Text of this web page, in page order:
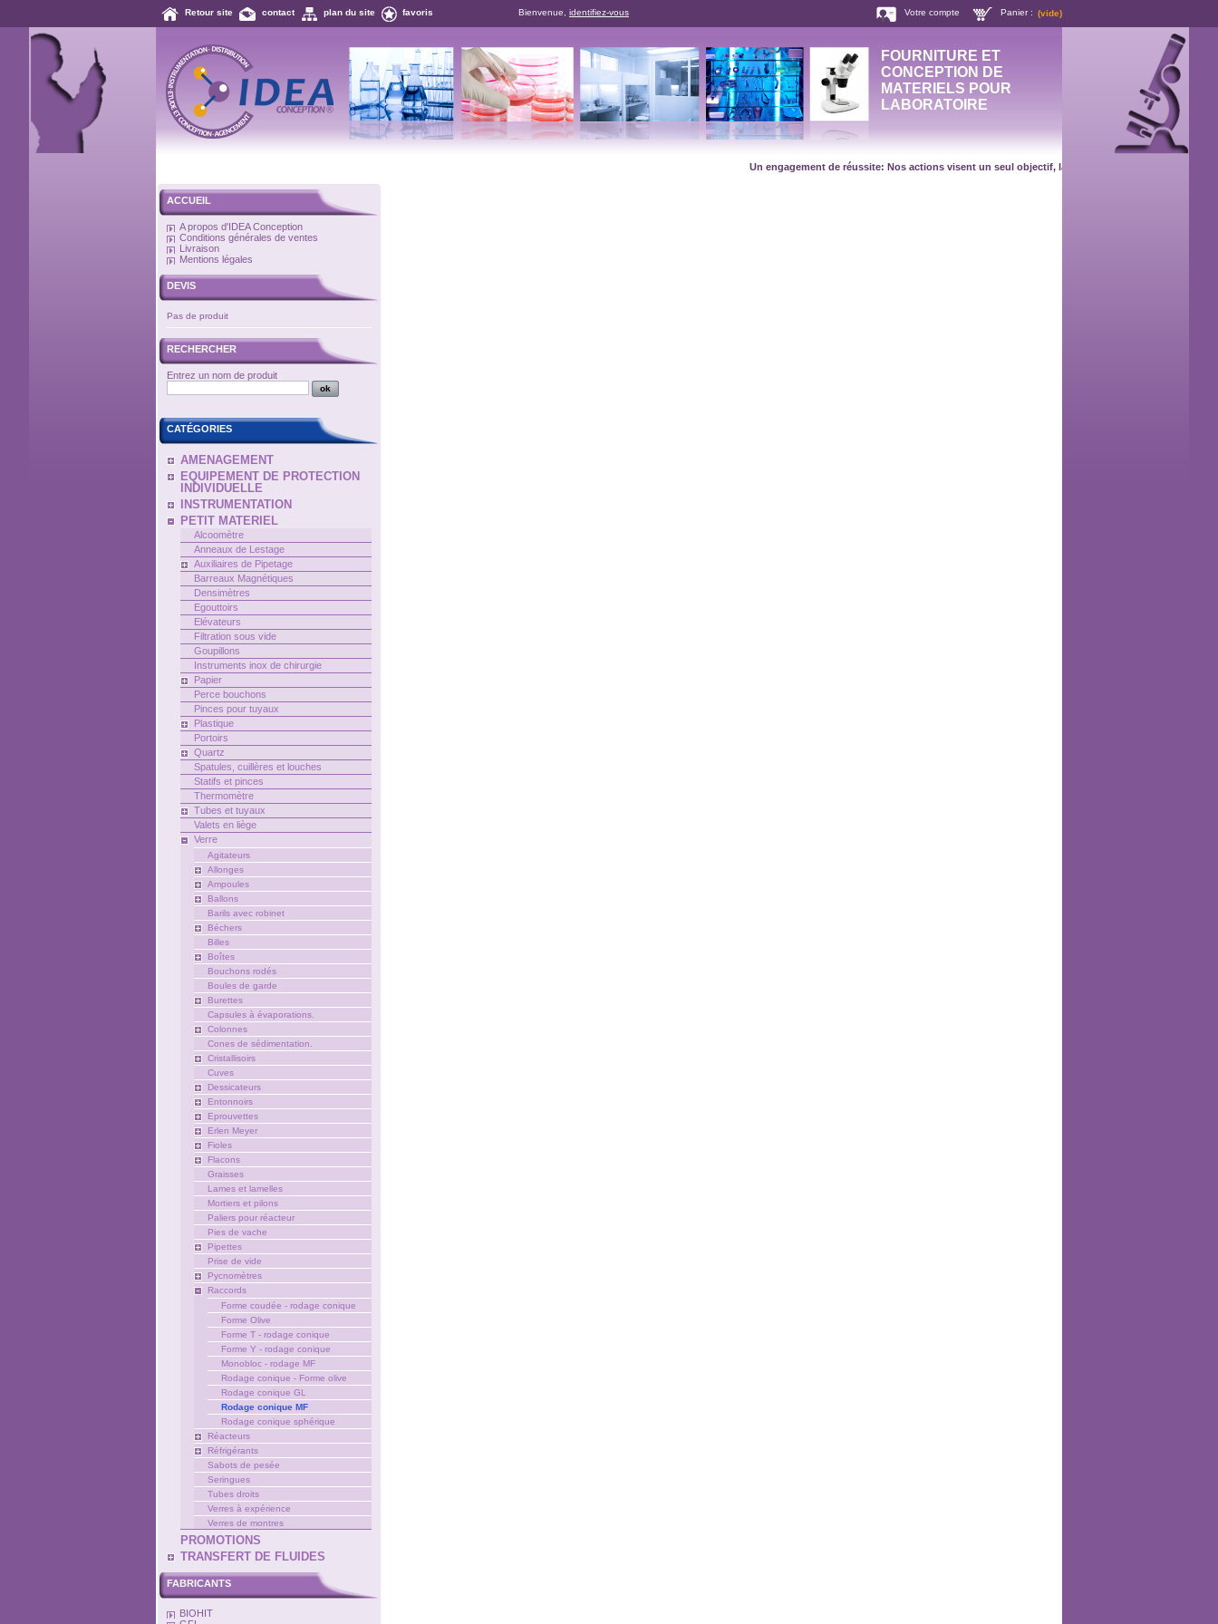
Retour site contact plan du site favoris Bienvenue, identifiez-vous Panier : (vide)
Votre compte
FOURNITURE ET
CONCEPTION DE
MATERIELS POUR
LABORATOIRE
Un engagement de réussite: Nos actions visent un seul objectif, la satisfaction de nos clients !
ACCUEIL
A propos d'IDEA Conception
Conditions générales de ventes
Livraison
Mentions légales
DEVIS
Pas de produit
RECHERCHER
Entrez un nom de produit
CATÉGORIES
AMENAGEMENT
EQUIPEMENT DE PROTECTION
INDIVIDUELLE
INSTRUMENTATION
PETIT MATERIEL
Alcoomètre
Anneaux de Lestage
Auxiliaires de Pipetage
Barreaux Magnétiques
Densimètres
Egouttoirs
Elévateurs
Filtration sous vide
Goupillons
Instruments inox de chirurgie
Papier
Perce bouchons
Pinces pour tuyaux
Plastique
Portoirs
Quartz
Spatules, cuillères et louches
Statifs et pinces
Thermomètre
Tubes et tuyaux
Valets en liège
Verre
Agitateurs
Allonges
Ampoules
Ballons
Barils avec robinet
Béchers
Billes
Boîtes
Bouchons rodés
Boules de garde
Burettes
Capsules à évaporations.
Colonnes
Cones de sédimentation.
Cristallisoirs
Cuves
Dessicateurs
Entonnoirs
Eprouvettes
Erlen Meyer
Fioles
Flacons
Graisses
Lames et lamelles
Mortiers et pilons
Paliers pour réacteur
Pies de vache
Pipettes
Prise de vide
Pycnomètres
Raccords
Forme coudée - rodage conique
Forme Olive
Forme T - rodage conique
Forme Y - rodage conique
Monobloc - rodage MF
Rodage conique - Forme olive
Rodage conique GL
Rodage conique MF
Rodage conique sphérique
Réacteurs
Réfrigérants
Sabots de pesée
Seringues
Tubes droits
Verres à expérience
Verres de montres
PROMOTIONS
TRANSFERT DE FLUIDES
FABRICANTS
BIOHIT